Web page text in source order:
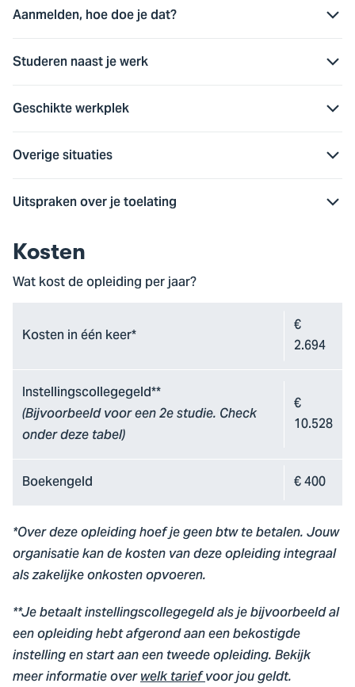
Aanmelden, hoe doe je dat?
Studeren naast je werk
Geschikte werkplek
Overige situaties
Uitspraken over je toelating
Kosten
Wat kost de opleiding per jaar?
Kosten in één keer*
€
2.694
Instellingscollegegeld**
(Bijvoorbeeld voor een 2e studie. Check
onder deze tabel)
€
10.528
Boekengeld € 400
*Over deze opleiding hoef je geen btw te betalen. Jouw
organisatie kan de kosten van deze opleiding integraal
als zakelijke onkosten opvoeren.
**Je betaalt instellingscollegegeld als je bijvoorbeeld al
een opleiding hebt afgerond aan een bekostigde
instelling en start aan een tweede opleiding. Bekijk
meer informatie overwelk tariefvoor jou geldt.